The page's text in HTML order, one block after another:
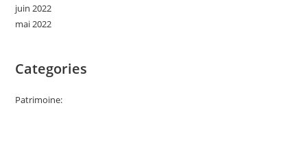
juin 2022
mai 2022
Categories
Patrimoine: